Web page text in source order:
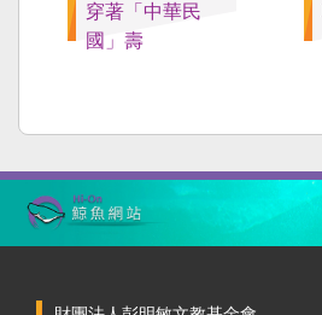
穿著「中華民
國」壽